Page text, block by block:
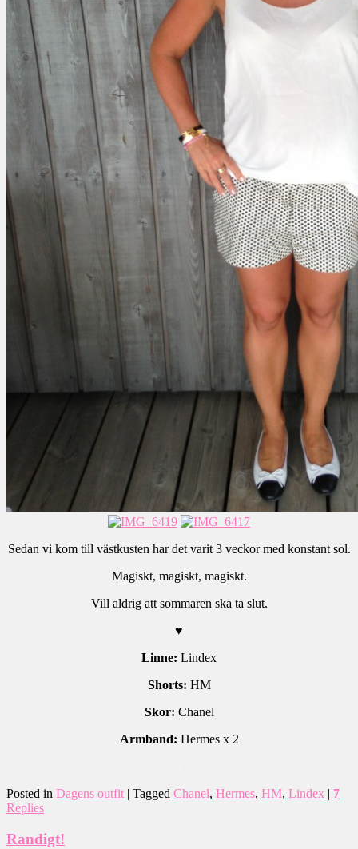
Sedan vi kom till västkusten har det varit 3 veckor med konstant sol.
Magiskt, magiskt, magiskt.
Vill aldrig att sommaren ska ta slut.
♥
Linne: Lindex
Shorts: HM
Skor: Chanel
Armband: Hermes x 2
Posted in Dagens outfit Tagged Chanel, Hermes, HM, Lindex
7
Replies
Randigt!